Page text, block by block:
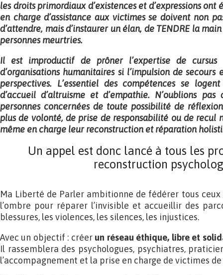
les droits primordiaux d’existences et d’expressions
en charge d’assistance aux victimes se doivent non
d’attendre, mais d’instaurer un élan, de TENDRE la
personnes meurtries.
Il est improductif de prôner l’expertise de cursus
d’organisations humanitaires si l’impulsion de
perspectives. L’essentiel des compétences se
d’accueil d’altruisme et d’empathie. N’oublions
personnes concernées de toute possibilité de
plus de volonté, de prise de responsabilité ou de recul
même en charge leur reconstruction et réparation
Un appel est donc lancé à tous les
reconstruction
Ma Liberté de Parler ambitionne de fédérer tous
l’ombre pour réparer l’invisible et accueillir des
blessures, les violences, les silences, les injustices.
Avec un objectif : créer un réseau éthique, libre et
Il rassemblera des psychologues, psychiatres,
l’accompagnement et la prise en charge de victimes